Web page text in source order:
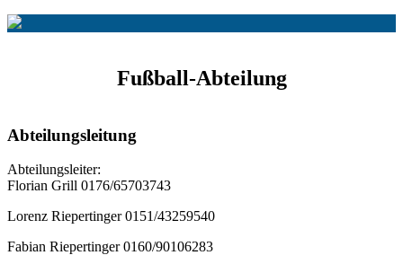
Fußball-Abteilung
Abteilungsleitung
Abteilungsleiter:
Florian Grill 0176/65703743
Lorenz Riepertinger 0151/43259540
Fabian Riepertinger 0160/90106283